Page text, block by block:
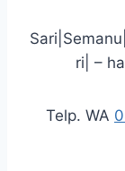
ri| –
Telp. WA